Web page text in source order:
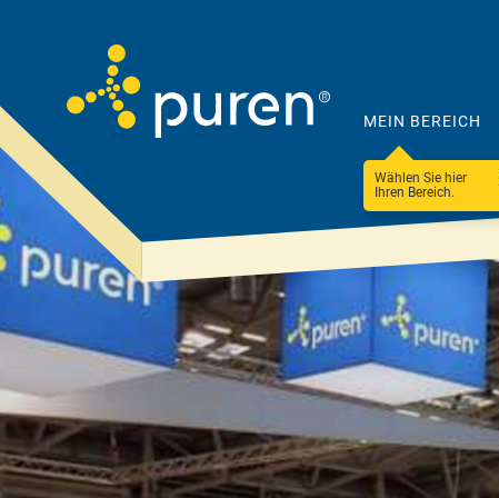
MEIN BEREICH
Wählen Sie hier
Ihren Bereich.
Darum
puren
Unternehmen
Ressourceneffizienz
Nachhaltigkeit &
Produkte
Lösungen
Steildach
Flachdach